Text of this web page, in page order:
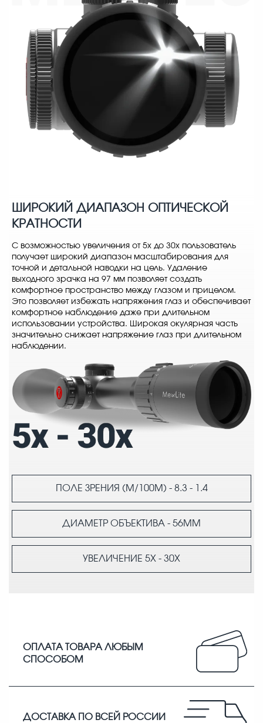
ШИРОКИЙ ДИАПАЗОН ОПТИЧЕСКОЙ
КРАТНОСТИ
С возможностью увеличения от 5x до 30x пользователь
получает широкий диапазон масштабирования для
точной и детальной наводки на цель. Удаление
выходного зрачка на 97 мм позволяет создать
комфортное пространство между глазом и прицелом.
Это позволяет избежать напряжения глаз и обеспечивает
комфортное наблюдение даже при длительном
использовании устройства. Широкая окулярная часть
значительно снижает напряжение глаз при длительном
наблюдении.
ПОЛЕ ЗРЕНИЯ (М/100М) - 8.3 - 1.4
ДИАМЕТР ОБЪЕКТИВА - 56ММ
УВЕЛИЧЕНИЕ 5X - 30X
ОПЛАТА ТОВАРА ЛЮБЫМ
СПОСОБОМ
ДОСТАВКА ПО ВСЕЙ РОССИИ